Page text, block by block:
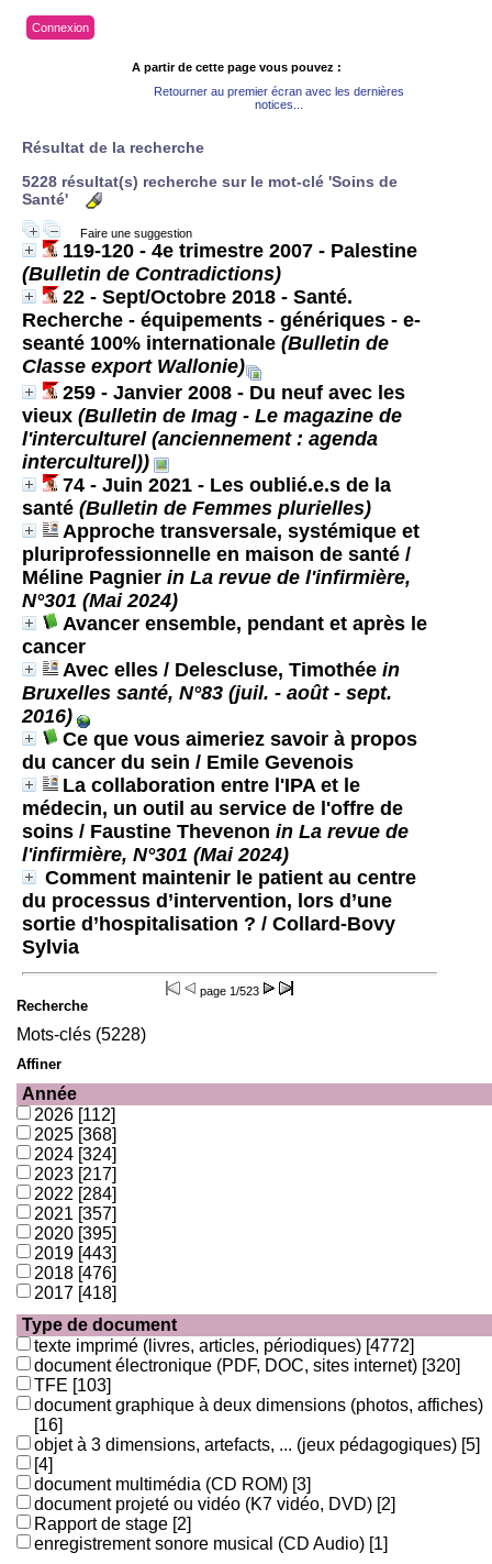
Connexion
A partir de cette page vous pouvez :
Retourner au premier écran avec les dernières
notices...
Résultat de la recherche
5228 résultat(s) recherche sur le mot-clé 'Soins de
Santé'
Faire une suggestion
119-120 - 4e trimestre 2007 - Palestine
(Bulletin de Contradictions)
22 - Sept/Octobre 2018 - Santé.
Recherche - équipements - génériques - e-
seanté 100% internationale (Bulletin de
Classe export Wallonie)
259 - Janvier 2008 - Du neuf avec les
vieux (Bulletin de Imag - Le magazine de
l'interculturel (anciennement : agenda
interculturel))
74 - Juin 2021 - Les oublié.e.s de la
santé (Bulletin de Femmes plurielles)
Approche transversale, systémique et
pluriprofessionnelle en maison de santé /
Méline Pagnier in La revue de l'infirmière,
N°301 (Mai 2024)
Avancer ensemble, pendant et après le
cancer
Avec elles / Delescluse, Timothée in
Bruxelles santé, N°83 (juil. - août - sept.
2016)
Ce que vous aimeriez savoir à propos
du cancer du sein / Emile Gevenois
La collaboration entre l'IPA et le
médecin, un outil au service de l'offre de
soins / Faustine Thevenon in La revue de
l'infirmière, N°301 (Mai 2024)
Comment maintenir le patient au centre
du processus d’intervention, lors d’une
sortie d’hospitalisation ? / Collard-Bovy
Sylvia
page 1/523
Recherche
Mots-clés (5228)
Affiner
Année
2026 [112]
2025 [368]
2024 [324]
2023 [217]
2022 [284]
2021 [357]
2020 [395]
2019 [443]
2018 [476]
2017 [418]
Type de document
texte imprimé (livres, articles, périodiques) [4772]
document électronique (PDF, DOC, sites internet) [320]
TFE [103]
document graphique à deux dimensions (photos, affiches)
[16]
objet à 3 dimensions, artefacts, ... (jeux pédagogiques) [5]
[4]
document multimédia (CD ROM) [3]
document projeté ou vidéo (K7 vidéo, DVD) [2]
Rapport de stage [2]
enregistrement sonore musical (CD Audio) [1]